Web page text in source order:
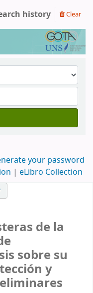
history Clear
your password
| eLibro Collection
de la
sobre su
y